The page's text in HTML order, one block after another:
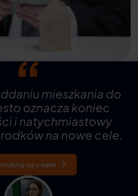
mieszkania do
oznacza koniec
i natychmiastowy
na nowe cele.
się z nami